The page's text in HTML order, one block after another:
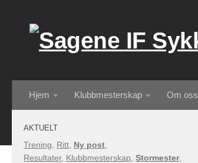
Hjem Klubbmesterskap Om oss
AKTUELT
Trening Ritt Ny post
Resultater, Klubbmesterskap Stormester,